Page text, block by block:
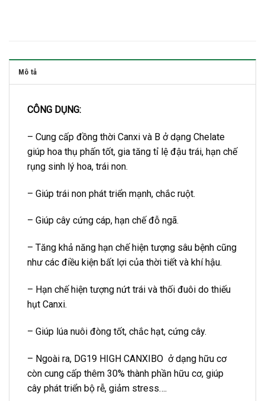
Mô tả
CÔNG DỤNG:
– Cung cấp đồng thời Canxi và B ở dạng Chelate
giúp hoa thụ phấn tốt, gia tăng tỉ lệ đậu trái, hạn chế
rụng sinh lý hoa, trái non.
– Giúp trái non phát triển mạnh, chắc ruột.
– Giúp cây cứng cáp, hạn chế đỗ ngã.
– Tăng khả năng hạn chế hiện tượng sâu bệnh cũng
như các điều kiện bất lợi của thời tiết và khí hậu.
– Hạn chế hiện tượng nứt trái và thối đuôi do thiếu
hụt Canxi.
– Giúp lúa nuôi đòng tốt, chắc hạt, cứng cây.
– Ngoài ra, DG19 HIGH CANXIBO ở dạng hữu cơ
còn cung cấp thêm 30% thành phần hữu cơ, giúp
cây phát triển bộ rễ, giảm stress….